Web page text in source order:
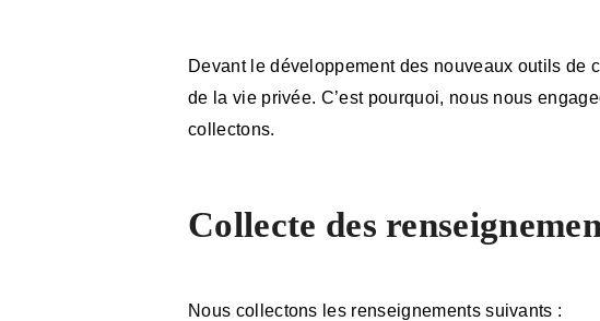
Actualités
Devant le développement des nouveaux outils de
de la vie privée. C’est pourquoi, nous nous
collectons.
Collecte des
Nous collectons les renseignements suivants :